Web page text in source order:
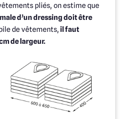
pliés, on estime que
d’un dressing doit être
de vêtements,il faut
de largeur.